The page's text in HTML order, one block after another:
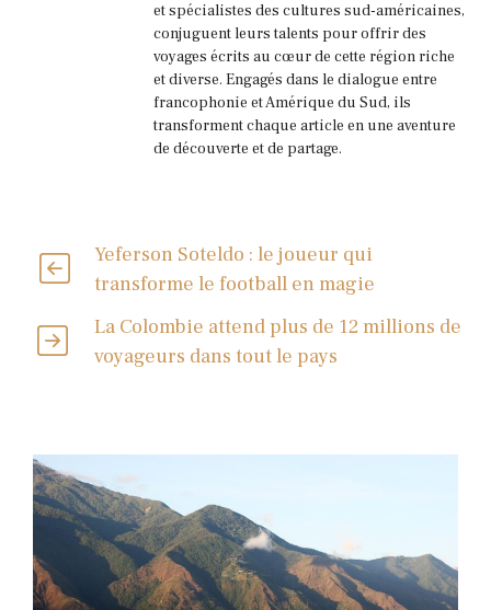
et spécialistes des cultures sud-américaines,
conjuguent leurs talents pour offrir des
voyages écrits au cœur de cette région riche
et diverse. Engagés dans le dialogue entre
francophonie et Amérique du Sud, ils
transforment chaque article en une aventure
de découverte et de partage.
Yeferson Soteldo : le joueur qui
transforme le football en magie
La Colombie attend plus de 12 millions de
voyageurs dans tout le pays